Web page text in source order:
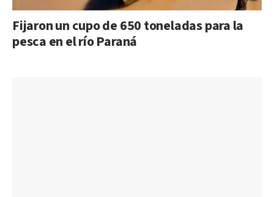
Fijaron un cupo de 650 toneladas para la
pesca en el río Paraná